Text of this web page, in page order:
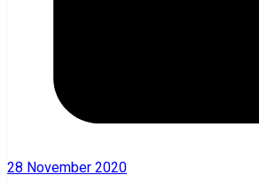
28 November 2020